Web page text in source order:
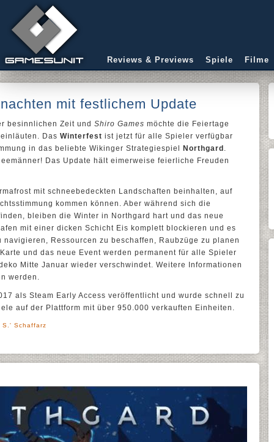
Reviews & Previews Spiele Filme
mit festlichem Update
besinnlichen Zeit und Shiro Games möchte die Feiertage
Das Winterfest ist jetzt für alle Spieler verfügbar
in das beliebte Wikinger Strategiespiel
Northgard .
Das Update hält eimerweise feierliche Freuden
mit schneebedeckten Landschaften beinhalten, auf
kommen können. Aber während sich die
bleiben die Winter in Northgard hart und das neue
mit einer dicken Schicht Eis komplett blockieren und es
Ressourcen zu beschaffen, Raubzüge zu planen
und das neue Event werden permanent für alle Spieler
Mitte Januar wieder verschwindet. Weitere Informationen
werden.
als Steam Early Access veröffentlicht und wurde schnell zu
auf der Plattform mit über 950.000 verkauften Einheiten.
S.' Schaffarz